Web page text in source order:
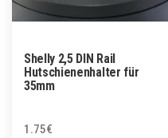
Shelly 2,5 DIN Rail
Hutschienenhalter für
35mm
1.75€